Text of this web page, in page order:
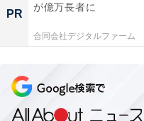
PR
が億万長者に
合同会社デジタルファーム